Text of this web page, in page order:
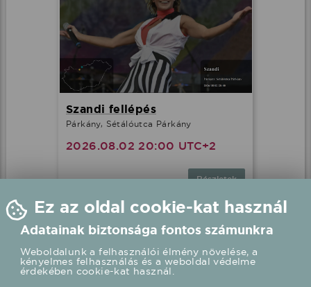
Szandi fellépés
Párkány, Sétálóutca Párkány
2026.08.02 20:00 UTC+2
Részletek
Minden cookie elfogadása
További lehetőségek